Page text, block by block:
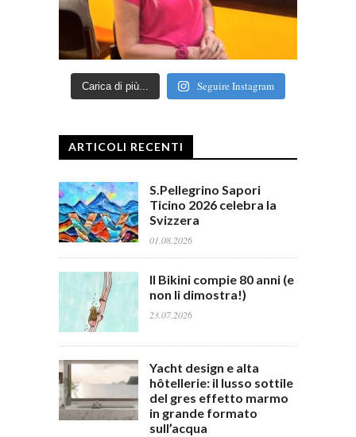
Carica di più... Seguire Instagram
ARTICOLI RECENTI
S.Pellegrino Sapori
Ticino 2026 celebra la
Svizzera
01.08.2026
Il Bikini compie 80 anni (e
non li dimostra!)
23.07.2026
Yacht design e alta
hôtellerie: il lusso sottile
del gres effetto marmo
in grande formato
sull’acqua